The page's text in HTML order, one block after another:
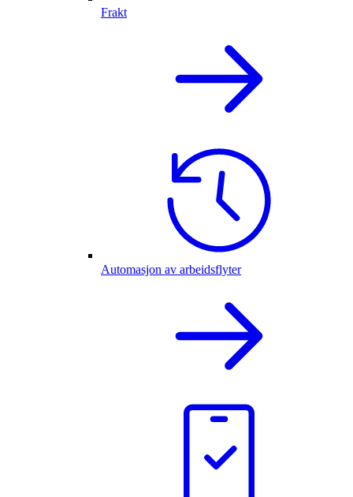
Frakt
Automasjon av arbeidsflyter